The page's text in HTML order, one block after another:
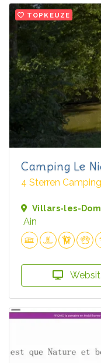
TOPKEUZE
Camping Le
4 Sterren Camping
Villars-les-
Ain